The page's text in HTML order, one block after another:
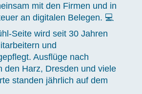
mit den Firmen und in
an digitalen Belegen. 💻
Seite wird seit 30 Jahren
und
Ausflüge nach
den Harz, Dresden und viele
standen jährlich auf dem